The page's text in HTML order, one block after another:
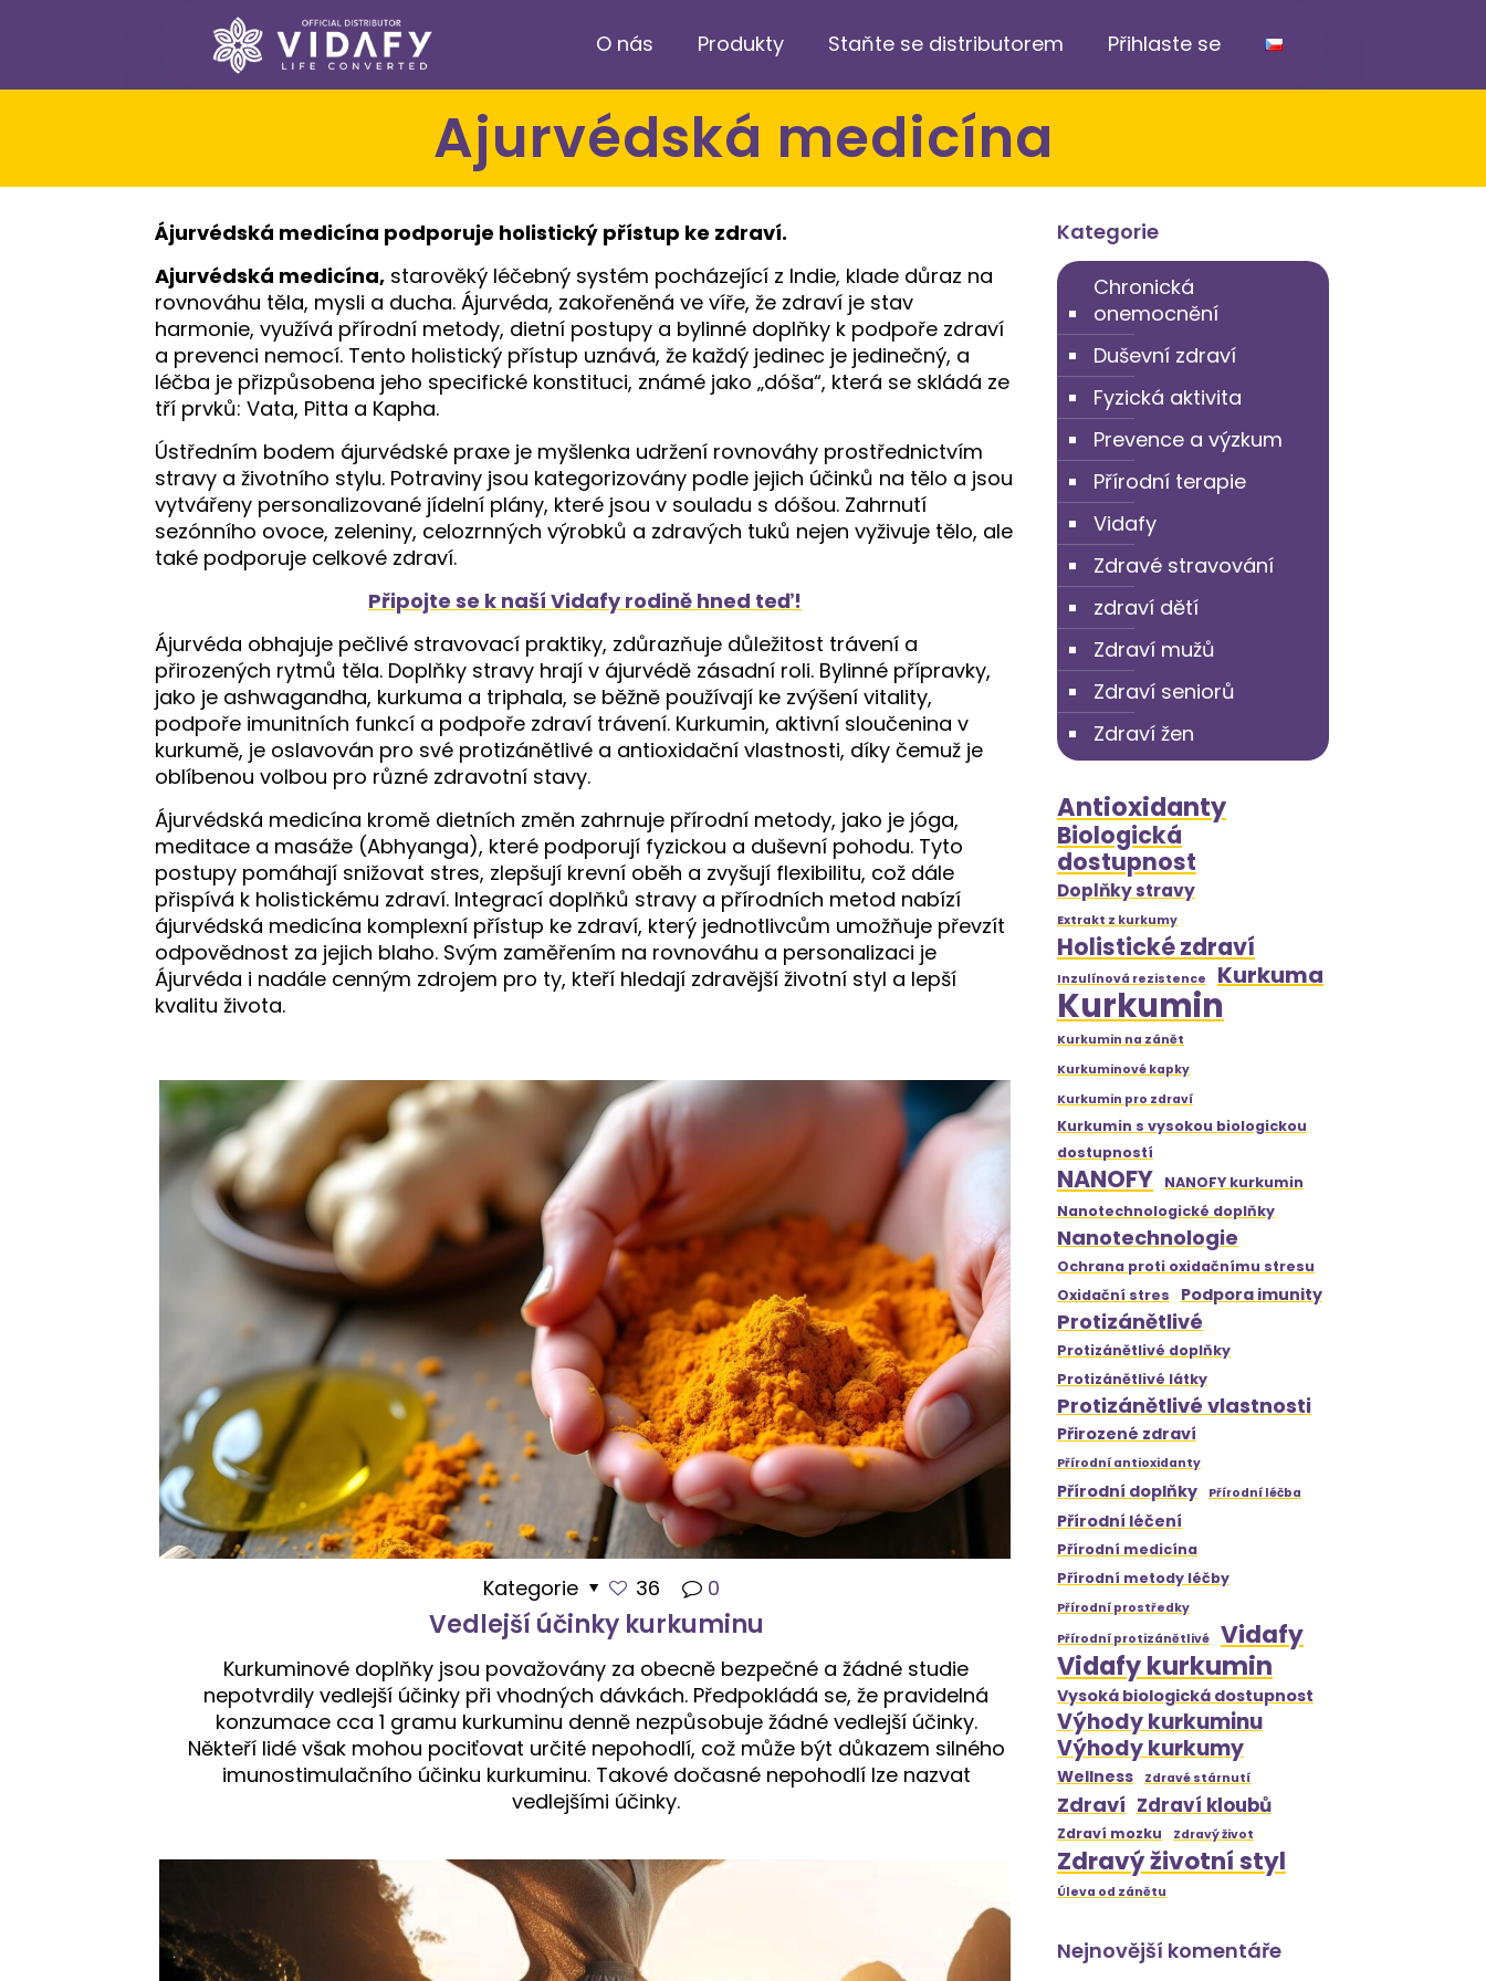
O nás Produkty Staňte se distributorem Přihlaste se
Ajurvédská medicína
Ájurvédská medicína podporuje holistický přístup ke zdraví.
Ajurvédská medicína,starověký léčebný systém pocházející z Indie, klade důraz na
rovnováhu těla, mysli a ducha. Ájurvéda, zakořeněná ve víře, že zdraví je stav
harmonie, využívá přírodní metody, dietní postupy a bylinné doplňky k podpoře zdraví
a prevenci nemocí. Tento holistický přístup uznává, že každý jedinec je jedinečný, a
léčba je přizpůsobena jeho specifické konstituci, známé jako „dóša“, která se skládá ze
tří prvků: Vata, Pitta a Kapha.
Ústředním bodem ájurvédské praxe je myšlenka udržení rovnováhy prostřednictvím
stravy a životního stylu. Potraviny jsou kategorizovány podle jejich účinků na tělo a jsou
vytvářeny personalizované jídelní plány, které jsou v souladu s dóšou. Zahrnutí
sezónního ovoce, zeleniny, celozrnných výrobků a zdravých tuků nejen vyživuje tělo, ale
také podporuje celkové zdraví.
Připojte se k naší Vidafy rodině hned teď!
Ájurvéda obhajuje pečlivé stravovací praktiky, zdůrazňuje důležitost trávení a
přirozených rytmů těla. Doplňky stravy hrají v ájurvédě zásadní roli. Bylinné přípravky,
jako je ashwagandha, kurkuma a triphala, se běžně používají ke zvýšení vitality,
podpoře imunitních funkcí a podpoře zdraví trávení. Kurkumin, aktivní sloučenina v
kurkumě, je oslavován pro své protizánětlivé a antioxidační vlastnosti, díky čemuž je
oblíbenou volbou pro různé zdravotní stavy.
Ájurvédská medicína kromě dietních změn zahrnuje přírodní metody, jako je jóga,
meditace a masáže (Abhyanga), které podporují fyzickou a duševní pohodu. Tyto
postupy pomáhají snižovat stres, zlepšují krevní oběh a zvyšují flexibilitu, což dále
přispívá k holistickému zdraví. Integrací doplňků stravy a přírodních metod nabízí
ájurvédská medicína komplexní přístup ke zdraví, který jednotlivcům umožňuje převzít
odpovědnost za jejich blaho. Svým zaměřením na rovnováhu a personalizaci je
Ájurvéda i nadále cenným zdrojem pro ty, kteří hledají zdravější životní styl a lepší
kvalitu života.
Kategorie 36 0
Vedlejší účinky kurkuminu
Kurkuminové doplňky jsou považovány za obecně bezpečné a žádné studie
nepotvrdily vedlejší účinky při vhodných dávkách. Předpokládá se, že pravidelná
konzumace cca 1 gramu kurkuminu denně nezpůsobuje žádné vedlejší účinky.
Někteří lidé však mohou pociťovat určité nepohodlí, což může být důkazem silného
imunostimulačního účinku kurkuminu. Takové dočasné nepohodlí lze nazvat
vedlejšími účinky.
Kategorie
Chronická
onemocnění
Duševní zdraví
Fyzická aktivita
Prevence a výzkum
Přírodní terapie
Vidafy
Zdravé stravování
zdraví dětí
Zdraví mužů
Zdraví seniorů
Zdraví žen
Antioxidanty
Biologická
dostupnost
Doplňky stravy
Extrakt z kurkumy
Holistické zdraví
Inzulínová rezistence Kurkuma
Kurkumin
Kurkumin na zánět
Kurkuminové kapky
Kurkumin pro zdraví
Kurkumin s vysokou biologickou
dostupností
NANOFY
NANOFY kurkumin
Nanotechnologické doplňky
Nanotechnologie
Ochrana proti oxidačnímu stresu
Oxidační stres
Podpora imunity
Protizánětlivé
Protizánětlivé doplňky
Protizánětlivé látky
Protizánětlivé vlastnosti
Přirozené zdraví
Přírodní antioxidanty
Přírodní doplňky Přírodní léčba
Přírodní léčení
Přírodní medicína
Přírodní metody léčby
Přírodní prostředky
Přírodní protizánětlivé
Vidafy
Vidafy kurkumin
Vysoká biologická dostupnost
Výhody kurkuminu
Výhody kurkumy
Wellness Zdravé stárnutí
Zdraví Zdraví kloubů
Zdraví mozku Zdravý život
Zdravý životní styl
Úleva od zánětu
Nejnovější komentáře